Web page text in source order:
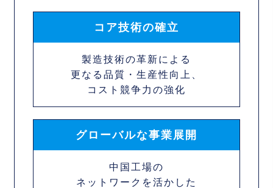
コア技術の確立
製造技術の革新による
更なる品質・生産性向上、
コスト競争力の強化
グローバルな事業展開
中国工場の
ネットワークを活かした